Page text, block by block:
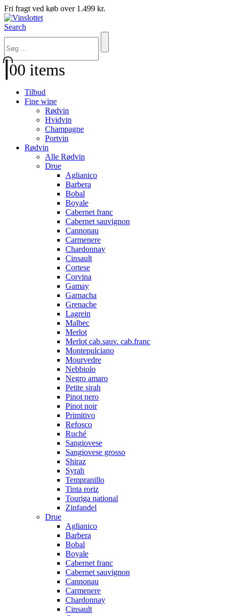
Fri fragt ved køb over 1.499 kr.
Search
00 items
Tilbud
Fine wine
Rødvin
Hvidvin
Champagne
Portvin
Rødvin
Alle Rødvin
Drue
Aglianico
Barbera
Bobal
Boyale
Cabernet franc
Cabernet sauvignon
Cannonau
Carmenere
Chardonnay
Cinsault
Cortese
Corvina
Gamay
Garnacha
Grenache
Lagrein
Malbec
Merlot
Merlot cab.sauv. cab.franc
Montepulciano
Mourvedre
Nebbiolo
Negro amaro
Petite sirah
Pinot nero
Pinot noir
Primitivo
Refosco
Ruché
Sangiovese
Sangiovese grosso
Shiraz
Syrah
Tempranillo
Tinta roriz
Touriga national
Zinfandel
Drue
Aglianico
Barbera
Bobal
Boyale
Cabernet franc
Cabernet sauvignon
Cannonau
Carmenere
Chardonnay
Cinsault